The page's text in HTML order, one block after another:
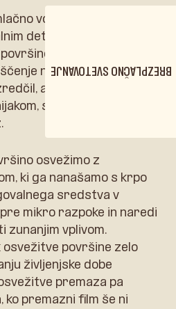
vodo ali močno
detergentom oz.
dobro očistijo in je
ne smemo
alkohola in
saj te snovi
osvežimo z
ki ga nanašamo s krpo
sredstva v
mikro razpoke in naredi
zunanjim vplivom.
osvežitve površine zelo
življenjske dobe
premaza pa
premazni film še ni
BREZPLAČNO SVETOVANJE